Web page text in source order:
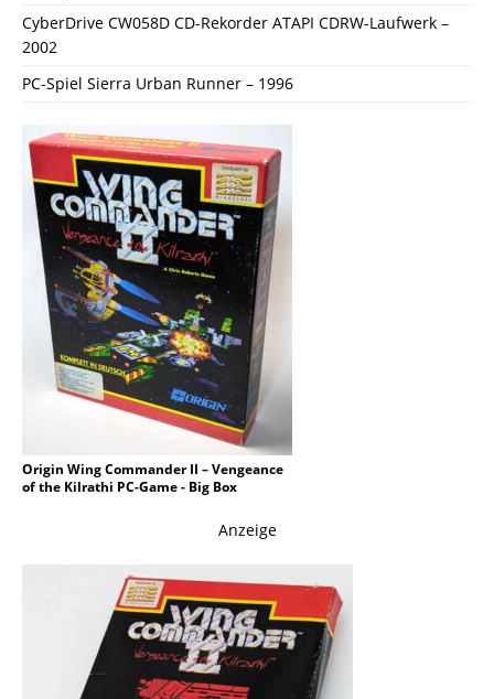
CyberDrive CW058D CD-Rekorder ATAPI CDRW-Laufwerk –
2002
PC-Spiel Sierra Urban Runner – 1996
Origin Wing Commander II – Vengeance
of the Kilrathi PC-Game - Big Box
Anzeige